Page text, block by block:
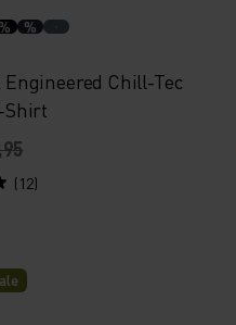
%
Chill-Tec
Shirt
(12)